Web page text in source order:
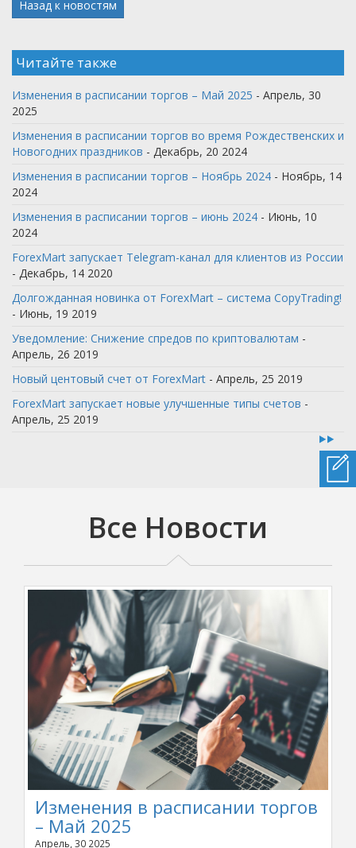
Назад к новостям
Читайте также
Изменения в расписании торгов – Май 2025 - Апрель, 30
2025
Изменения в расписании торгов во время Рождественских и
Новогодних праздников - Декабрь, 20 2024
Изменения в расписании торгов – Ноябрь 2024 - Ноябрь, 14
2024
Изменения в расписании торгов – июнь 2024 - Июнь, 10
2024
ForexMart запускает Telegram-канал для клиентов из России
- Декабрь, 14 2020
Долгожданная новинка от ForexMart – система CopyTrading!
- Июнь, 19 2019
Уведомление: Снижение спредов по криптовалютам -
Апрель, 26 2019
Новый центовый счет от ForexMart - Апрель, 25 2019
ForexMart запускает новые улучшенные типы счетов -
Апрель, 25 2019
Все Новости
Изменения в расписании торгов
– Май 2025
Апрель, 30 2025